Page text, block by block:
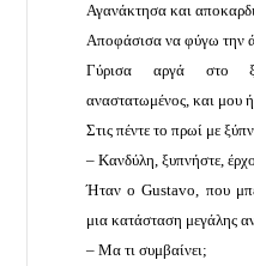
Αγανάκτησα και
Αποφάσισα να φύγω την
Γύρισα αργά στο
αναστατωμένος, και μου
Στις πέντε το πρωί με
– Κανδύλη, ξυπνήστε,
Ήταν ο Gustavo, που
μια κατάσταση μεγάλης
– Μα τι συμβαίνει;